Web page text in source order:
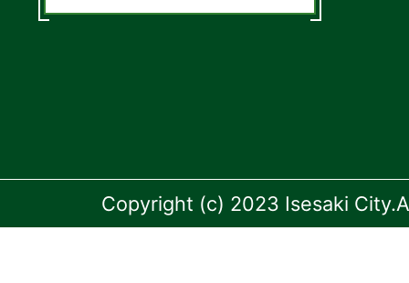
Copyright (c) 2023 Isesaki